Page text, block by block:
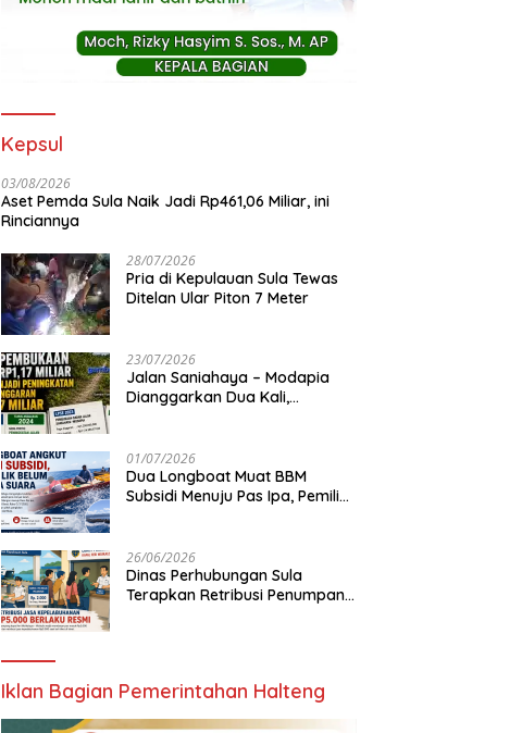
Kepsul
03/08/2026
Aset Pemda Sula Naik Jadi Rp461,06 Miliar, ini
Rinciannya
28/07/2026
Pria di Kepulauan Sula Tewas
Ditelan Ular Piton 7 Meter
23/07/2026
Jalan Saniahaya – Modapia
Dianggarkan Dua Kali,
01/07/2026
Dua Longboat Muat BBM
Subsidi Menuju Pas Ipa, Pemilik
26/06/2026
Dinas Perhubungan Sula
Terapkan Retribusi Penumpang
Iklan Bagian Pemerintahan Halteng